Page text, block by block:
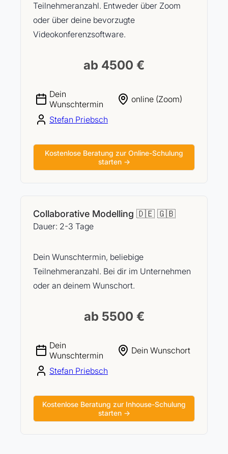
Teilnehmeranzahl. Entweder über Zoom
oder über deine bevorzugte
Videokonferenzsoftware.
ab 4500 €
Dein
Wunschtermin
online (Zoom)
Stefan Priebsch
Kostenlose Beratung zur Online-Schulung
starten →
Collaborative Modelling 🇩🇪 🇬🇧
Dauer: 2-3 Tage
Dein Wunschtermin, beliebige
Teilnehmeranzahl. Bei dir im Unternehmen
oder an deinem Wunschort.
ab 5500 €
Dein
Wunschtermin
Dein Wunschort
Stefan Priebsch
Kostenlose Beratung zur Inhouse-Schulung
starten →